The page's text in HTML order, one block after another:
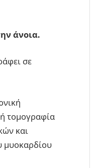
άνοια.
σε
τομογραφία
και
μυοκαρδίου